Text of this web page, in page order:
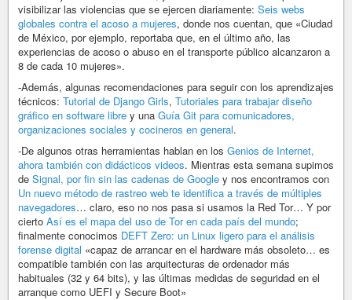
visibilizar las violencias que se ejercen diariamente: Seis webs
globales contra el acoso a mujeres, donde nos cuentan, que «Ciudad
de México, por ejemplo, reportaba que, en el último año, las
experiencias de acoso o abuso en el transporte público alcanzaron a
8 de cada 10 mujeres».
-Además, algunas recomendaciones para seguir con los aprendizajes
técnicos: Tutorial de Django Girls, Tutoriales para trabajar diseño
gráfico en software libre y una Guía Git para comunicadores,
organizaciones sociales y cocineros en general.
-De algunos otras herramientas hablan en los Genios de Internet,
ahora también con didácticos videos. Mientras esta semana supimos
de Signal, por fin sin las cadenas de Google y nos encontramos con
Un nuevo método de rastreo web te identifica a través de múltiples
navegadores… claro, eso no nos pasa si usamos la Red Tor… Y por
cierto Así es el mapa del uso de Tor en cada país del mundo;
finalmente conocimos DEFT Zero: un Linux ligero para el análisis
forense digital «capaz de arrancar en el hardware más obsoleto… es
compatible también con las arquitecturas de ordenador más
habituales (32 y 64 bits), y las últimas medidas de seguridad en el
arranque como UEFI y Secure Boot»